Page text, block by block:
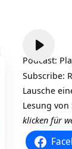
Player
Podcast:
Subscribe:
Lausche
Lesung von
klicken für